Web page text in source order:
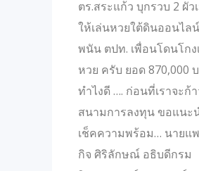
ตร.สระแก้ว บุกรวบ 2 ผัว
ให้เล่นหวยใต้ดินออนไลน์
พนัน ตปท. เพื่อนโดนโกง
หวย ครับ ยอด 870,000
ทำไงดี …. ก่อนที่เราจะก้
สนามการลงทุน ขอแนะ
เช็คความพร้อม… นายแ
กิจ ศิริลักษณ์ อธิบดีกรม